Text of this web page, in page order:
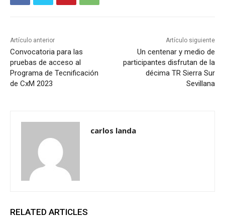
Artículo anterior
Convocatoria para las
pruebas de acceso al
Programa de Tecnificación
de CxM 2023
Artículo siguiente
Un centenar y medio de
participantes disfrutan de la
décima TR Sierra Sur
Sevillana
carlos landa
RELATED ARTICLES